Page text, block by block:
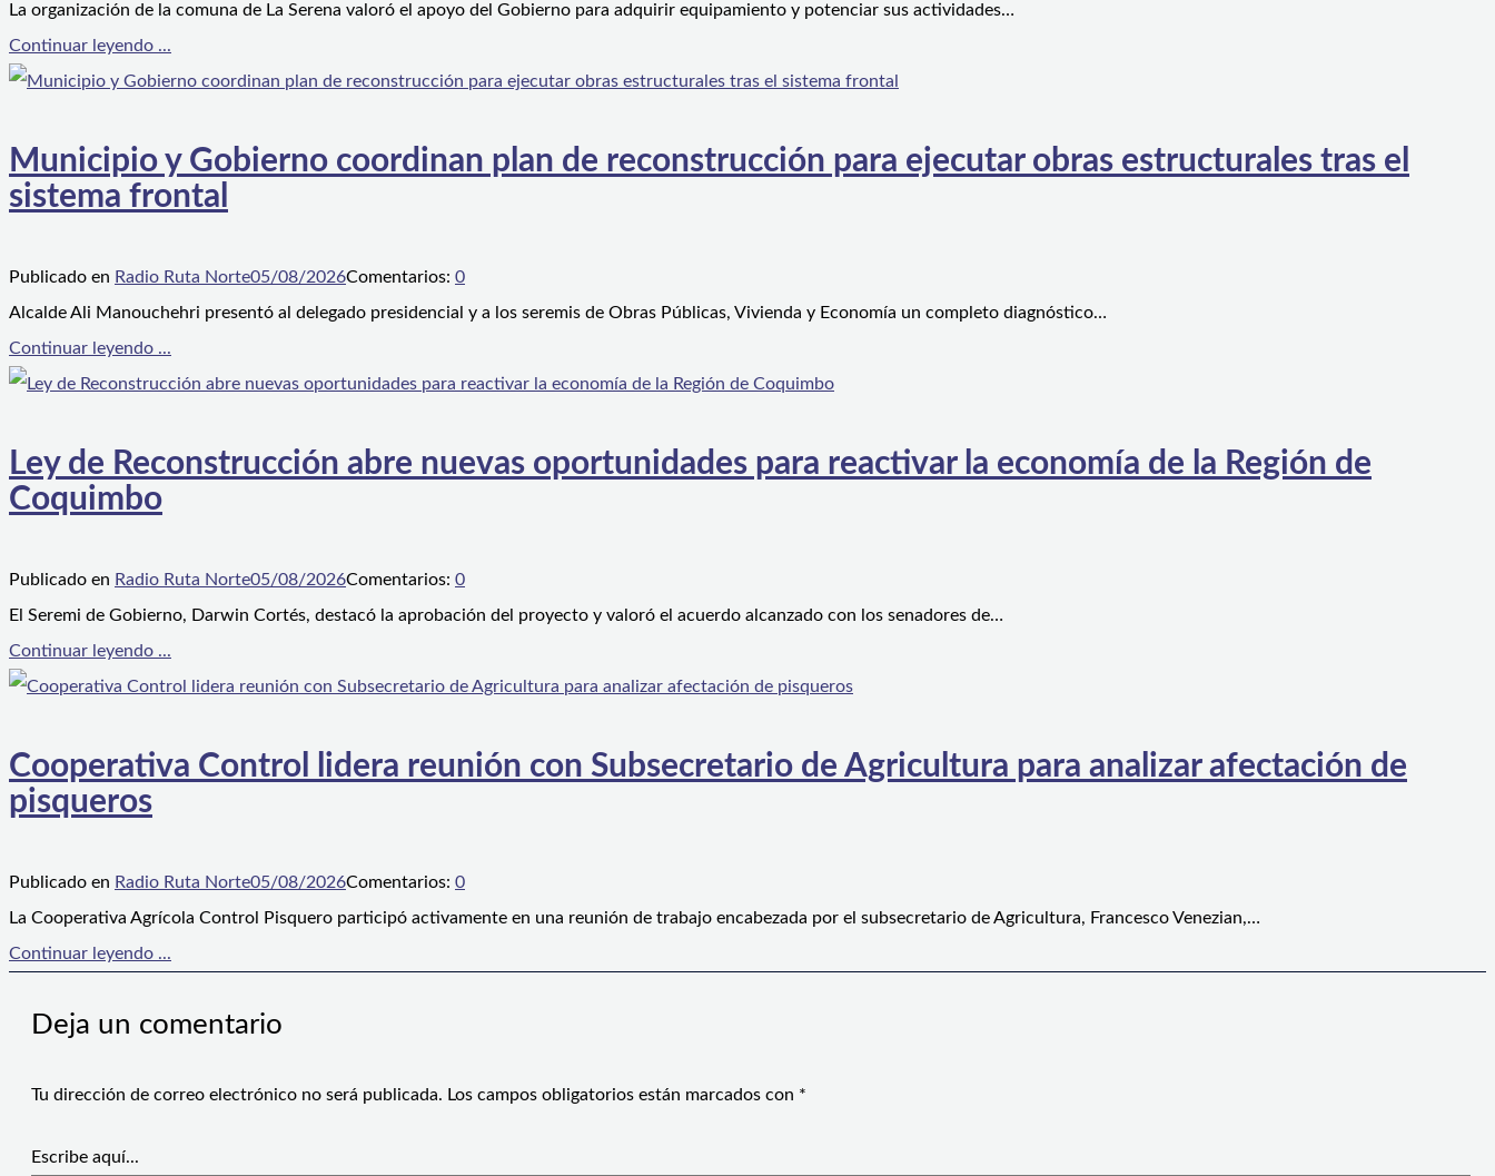
La organización de la comuna de La Serena valoró el apoyo del Gobierno para adquirir equipamiento y potenciar sus actividades…
Continuar leyendo ...
Municipio y Gobierno coordinan plan de reconstrucción para ejecutar obras estructurales tras el
sistema frontal
Publicado en Radio Ruta Norte05/08/2026Comentarios: 0
Alcalde Ali Manouchehri presentó al delegado presidencial y a los seremis de Obras Públicas, Vivienda y Economía un completo diagnóstico…
Continuar leyendo ...
Ley de Reconstrucción abre nuevas oportunidades para reactivar la economía de la Región de
Coquimbo
Publicado en Radio Ruta Norte05/08/2026Comentarios: 0
El Seremi de Gobierno, Darwin Cortés, destacó la aprobación del proyecto y valoró el acuerdo alcanzado con los senadores de…
Continuar leyendo ...
Cooperativa Control lidera reunión con Subsecretario de Agricultura para analizar afectación de
pisqueros
Publicado en Radio Ruta Norte05/08/2026Comentarios: 0
La Cooperativa Agrícola Control Pisquero participó activamente en una reunión de trabajo encabezada por el subsecretario de Agricultura, Francesco Venezian,…
Continuar leyendo ...
Deja un comentario
Tu dirección de correo electrónico no será publicada. Los campos obligatorios están marcados con *
Escribe aquí...